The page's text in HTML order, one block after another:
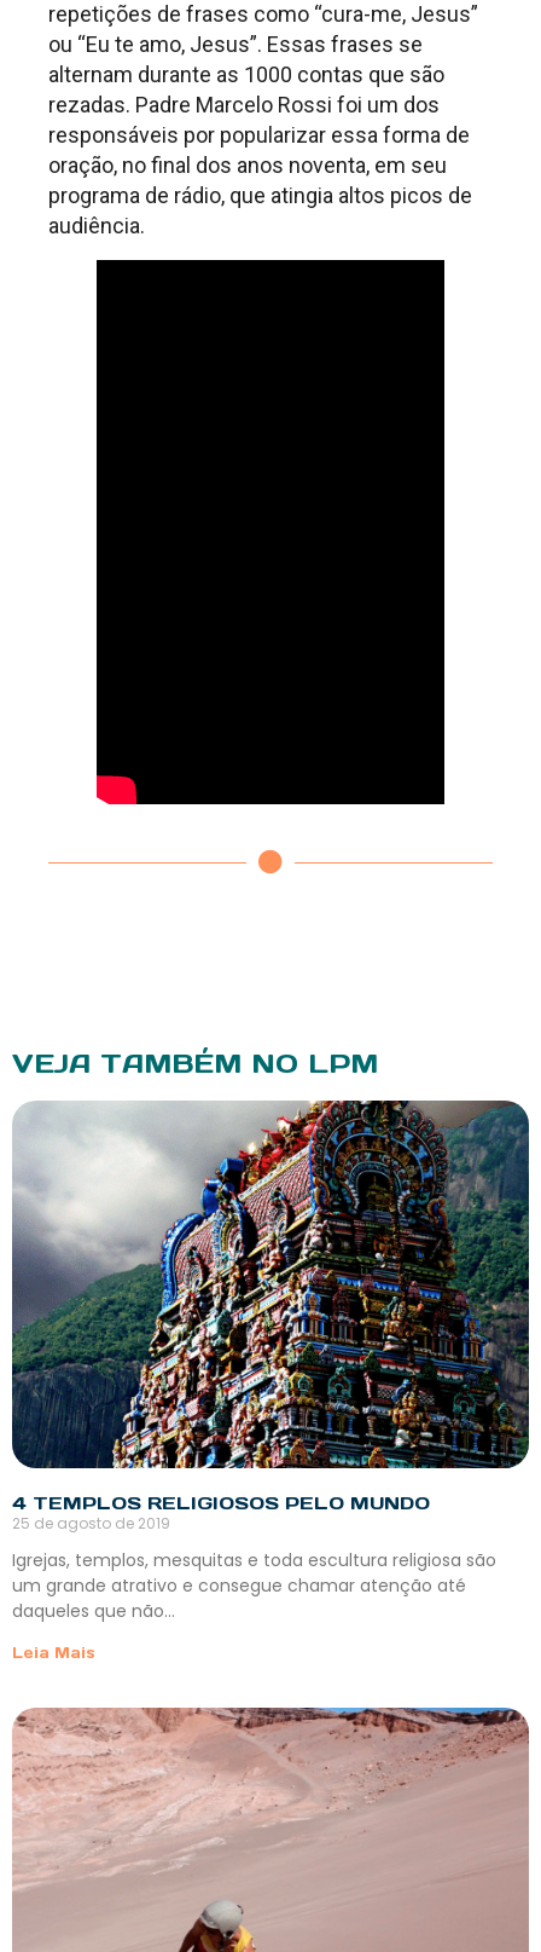
repetições de frases como “cura-me, Jesus”
ou “Eu te amo, Jesus”. Essas frases se
alternam durante as 1000 contas que são
rezadas. Padre Marcelo Rossi foi um dos
responsáveis por popularizar essa forma de
oração, no final dos anos noventa, em seu
programa de rádio, que atingia altos picos de
audiência.
VEJA TAMBÉM NO LPM
4 TEMPLOS RELIGIOSOS PELO MUNDO
25 de agosto de 2019
Igrejas, templos, mesquitas e toda escultura religiosa são
um grande atrativo e consegue chamar atenção até
daqueles que não…
Leia Mais